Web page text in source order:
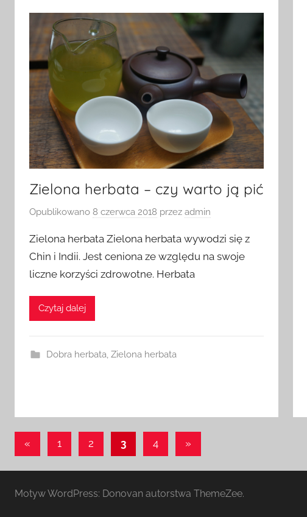
Zielona herbata – czy warto ją pić
Opublikowano 8 czerwca 2018 przez admin
Zielona herbata Zielona herbata wywodzi się z
Chin i Indii. Jest ceniona ze względu na swoje
liczne korzyści zdrowotne. Herbata
Czytaj dalej
Dobra herbata, Zielona herbata
Stronicowanie
« Poprzednie
1 2 3 4
Następne
»
Motyw WordPress: Donovan autorstwa ThemeZee.